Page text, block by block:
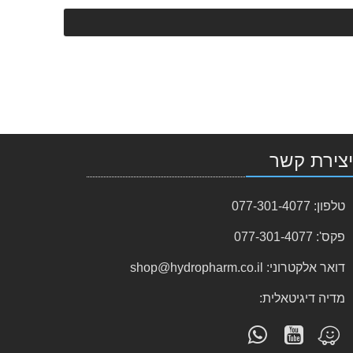
יצירת קשר
טלפון: 077-301-4077
פקס': 077-301-4077
דואר אלקטרוני: shop@hydropharm.co.il
מדיה דיגיטאלית:
מצא
אותנו
עקוב
אחרינו